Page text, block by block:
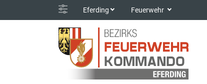
Eferding Feuerwehr